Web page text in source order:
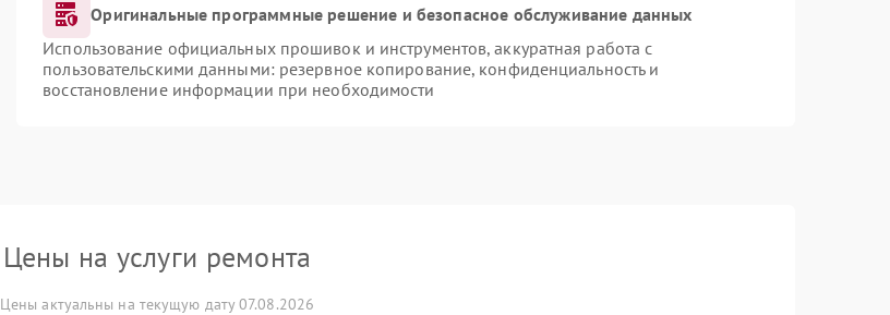
Оригинальные программные решение и безопасное обслуживание данных
Использование официальных прошивок и инструментов, аккуратная работа с
пользовательскими данными: резервное копирование, конфиденциальность и
восстановление информации при необходимости
Цены на услуги ремонта
Цены актуальны на текущую дату 07.08.2026